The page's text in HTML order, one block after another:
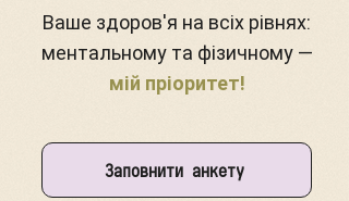
Ваше здоров'я на всіх рівнях:
ментальному та фізичному —
мій пріоритет!
Заповнити анкету